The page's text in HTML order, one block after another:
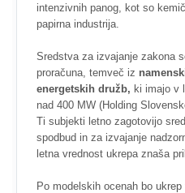
intenzivnih panog, kot so
papirna industrija.
Sredstva za izvajanje zakona
proračuna, temveč iz
energetskih družb, ki imajo v
nad 400 MW (Holding
Ti subjekti letno zagotovijo
spodbud in za izvajanje
letna vrednost ukrepa znaša
Po modelskih ocenah bo